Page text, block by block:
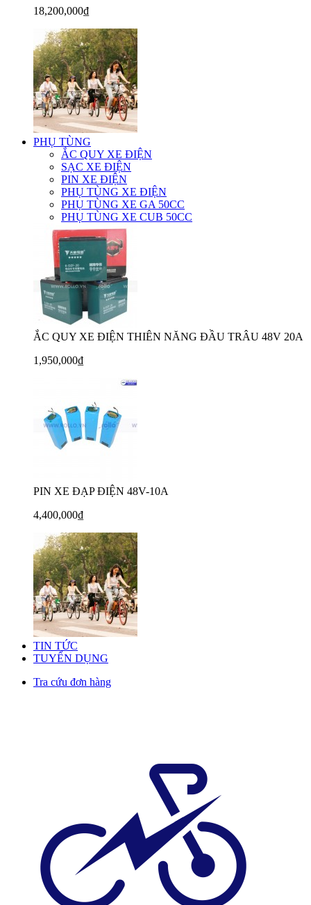
18,200,000₫
PHỤ TÙNG
ẮC QUY XE ĐIỆN
SẠC XE ĐIỆN
PIN XE ĐIỆN
PHỤ TÙNG XE ĐIỆN
PHỤ TÙNG XE GA 50CC
PHỤ TÙNG XE CUB 50CC
ẮC QUY XE ĐIỆN THIÊN NĂNG ĐẦU TRÂU 48V 20A
1,950,000₫
PIN XE ĐẠP ĐIỆN 48V-10A
4,400,000₫
TIN TỨC
TUYỂN DỤNG
Tra cứu đơn hàng